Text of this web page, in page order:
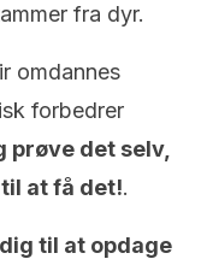
fra dyr.
omdannes
forbedrer
prøve det selv,
at få det!.
til at opdage